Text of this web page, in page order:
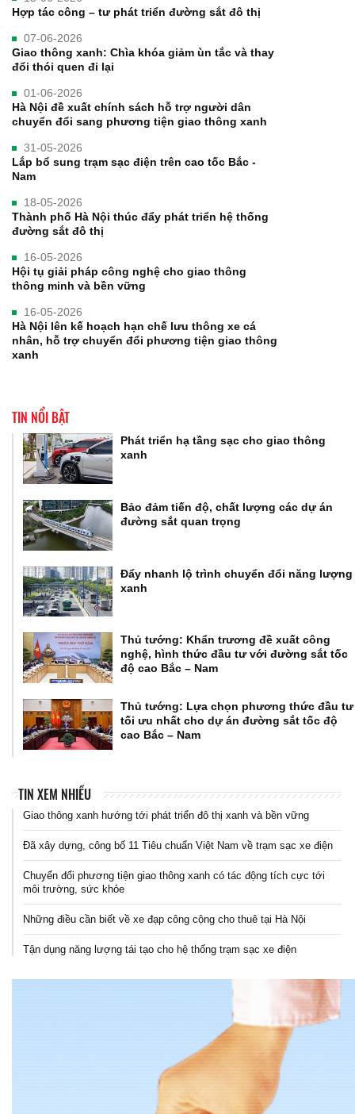
Hợp tác công – tư phát triển đường sắt đô thị
07-06-2026
Giao thông xanh: Chìa khóa giảm ùn tắc và thay
đổi thói quen đi lại
01-06-2026
Hà Nội đề xuất chính sách hỗ trợ người dân
chuyển đổi sang phương tiện giao thông xanh
31-05-2026
Lắp bổ sung trạm sạc điện trên cao tốc Bắc -
Nam
18-05-2026
Thành phố Hà Nội thúc đẩy phát triển hệ thống
đường sắt đô thị
16-05-2026
Hội tụ giải pháp công nghệ cho giao thông
thông minh và bền vững
16-05-2026
Hà Nội lên kế hoạch hạn chế lưu thông xe cá
nhân, hỗ trợ chuyển đổi phương tiện giao thông
xanh
TIN NỔI BẬT
Phát triển hạ tầng sạc cho giao thông
xanh
Bảo đảm tiến độ, chất lượng các dự án
đường sắt quan trọng
Đẩy nhanh lộ trình chuyển đổi năng lượng
xanh
Thủ tướng: Khẩn trương đề xuất công
nghệ, hình thức đầu tư với đường sắt tốc
độ cao Bắc – Nam
Thủ tướng: Lựa chọn phương thức đầu tư
tối ưu nhất cho dự án đường sắt tốc độ
cao Bắc – Nam
TIN XEM NHIỀU
Giao thông xanh hướng tới phát triển đô thị xanh và bền vững
Đã xây dựng, công bố 11 Tiêu chuẩn Việt Nam về trạm sạc xe điện
Chuyển đổi phương tiện giao thông xanh có tác động tích cực tới
môi trường, sức khỏe
Những điều cần biết về xe đạp công cộng cho thuê tại Hà Nội
Tận dụng năng lượng tái tạo cho hệ thống trạm sạc xe điện